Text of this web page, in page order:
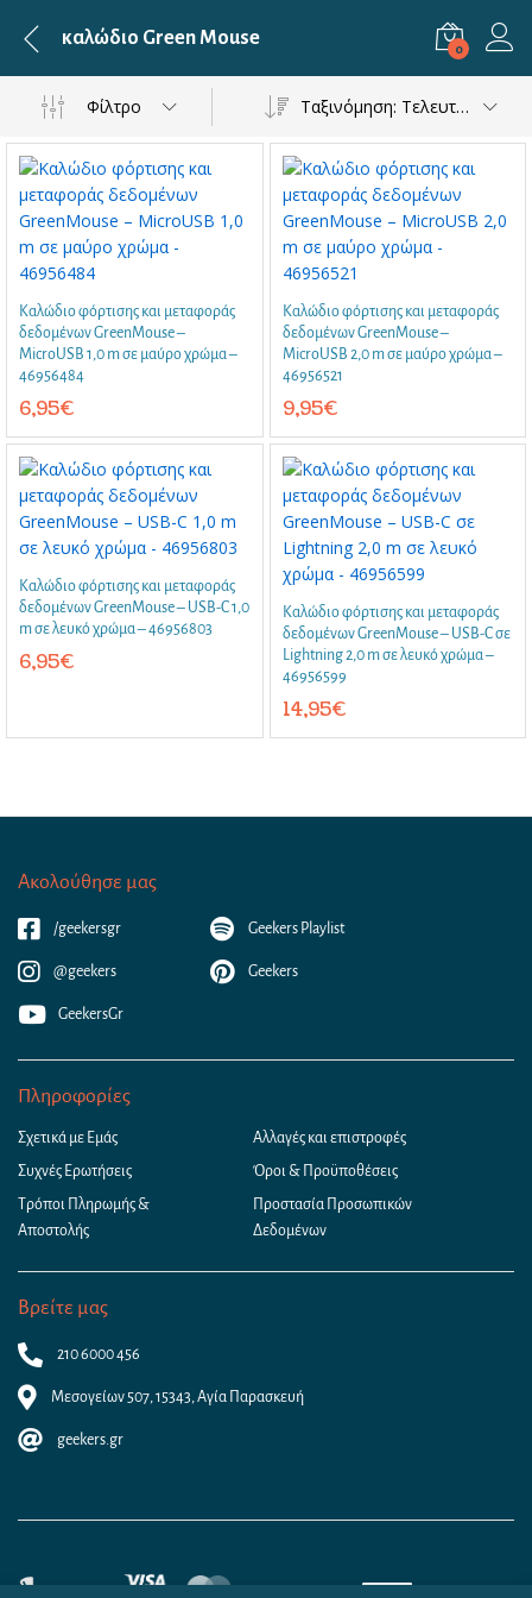
καλώδιο Green Mouse 0
Φίλτρο Ταξινόμηση: Τελευταία
Καλώδιο φόρτισης και μεταφοράς
δεδομένων GreenMouse –
MicroUSB 1,0 m σε μαύρο χρώμα –
46956484
6,95€
Καλώδιο φόρτισης και μεταφοράς
δεδομένων GreenMouse –
MicroUSB 2,0 m σε μαύρο χρώμα –
46956521
9,95€
Καλώδιο φόρτισης και μεταφοράς
δεδομένων GreenMouse – USB-C 1,0
m σε λευκό χρώμα – 46956803
6,95€
Καλώδιο φόρτισης και μεταφοράς
δεδομένων GreenMouse – USB-C σε
Lightning 2,0 m σε λευκό χρώμα –
46956599
14,95€
Ακολούθησε μας
/geekersgr
@geekers
GeekersGr
Geekers Playlist
Geekers
Πληροφορίες
Σχετικά με Εμάς
Συχνές Ερωτήσεις
Τρόποι Πληρωμής &
Αποστολής
Αλλαγές και επιστροφές
Όροι & Προϋποθέσεις
Προστασία Προσωπικών
Δεδομένων
Βρείτε μας
210 6000 456
Μεσογείων 507, 15343, Αγία Παρασκευή
geekers.gr